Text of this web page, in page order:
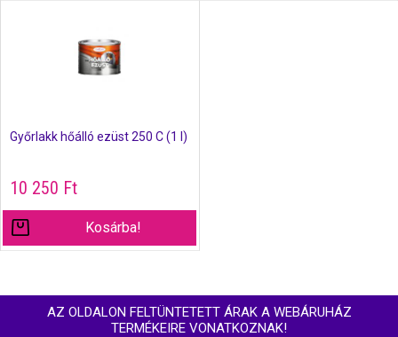
Győrlakk hőálló ezüst 250 C (1 l)
10 250 Ft
Kosárba!
AZ OLDALON FELTÜNTETETT ÁRAK A WEBÁRUHÁZ
TERMÉKEIRE VONATKOZNAK!